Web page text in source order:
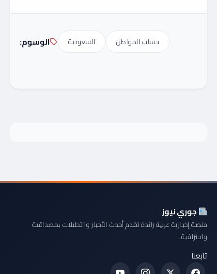
الوسوم: السعودية حساب المواطن
جوري نيوز
منصة إخبارية عربية رائدة تقدم أحدث الأخبار والتحليلات بمصداقية
واحترافية.
تابعنا